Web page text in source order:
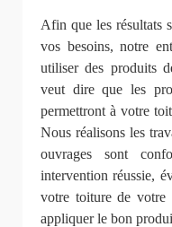
Afin que les résultats
vos besoins, notre
utiliser des produits
veut dire que les
permettront à votre
Nous réalisons les
ouvrages sont
intervention réussie,
votre toiture de votre
appliquer le bon